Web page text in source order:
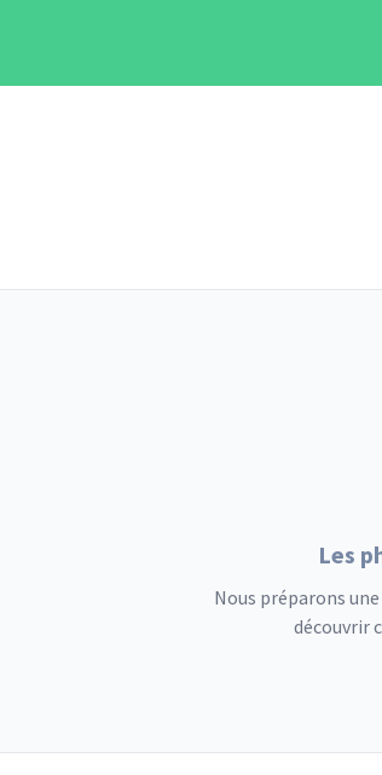
Les
Nous préparons
découvrir